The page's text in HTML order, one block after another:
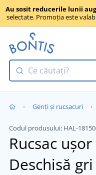
Au sosit reducerile lunii
selectate. Promoția este
Genți și rucsacuri
Codul produsului: HAL-
Rucsac
Deschisă gri